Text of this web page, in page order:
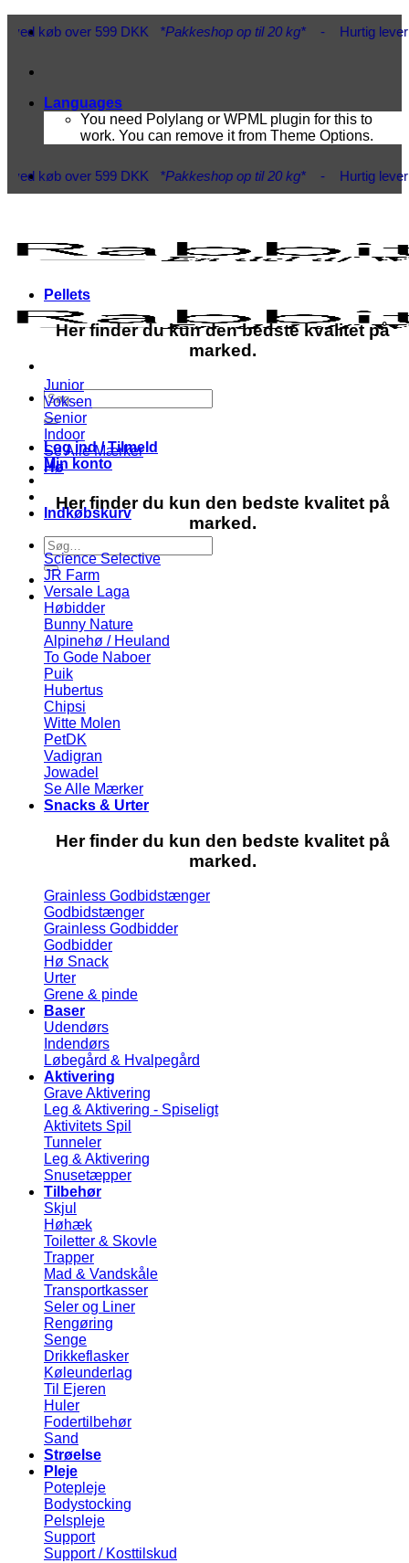
DKK*Pakkeshop op til 20 kg*- Hurtig levering 1-3 hverdage
Languages
You need Polylang or WPML plugin for this to
work. You can remove it from Theme Options.
DKK*Pakkeshop op til 20 kg*- Hurtig levering 1-3 hverdage
Søg
efter:
Log ind / Tilmeld
Min konto
Indkøbskurv
Søg
efter:
Pellets
Her finder du kun den bedste kvalitet på
marked.
Junior
Voksen
Senior
Indoor
Se Alle Mærker
Hø
Her finder du kun den bedste kvalitet på
marked.
Science Selective
JR Farm
Versale Laga
Høbidder
Bunny Nature
Alpinehø / Heuland
To Gode Naboer
Puik
Hubertus
Chipsi
Witte Molen
PetDK
Vadigran
Jowadel
Se Alle Mærker
Snacks & Urter
Her finder du kun den bedste kvalitet på
marked.
Grainless Godbidstænger
Godbidstænger
Grainless Godbidder
Godbidder
Hø Snack
Urter
Grene & pinde
Baser
Udendørs
Indendørs
Løbegård & Hvalpegård
Aktivering
Grave Aktivering
Leg & Aktivering - Spiseligt
Aktivitets Spil
Tunneler
Leg & Aktivering
Snusetæpper
Tilbehør
Skjul
Høhæk
Toiletter & Skovle
Trapper
Mad & Vandskåle
Transportkasser
Seler og Liner
Rengøring
Senge
Drikkeflasker
Køleunderlag
Til Ejeren
Huler
Fodertilbehør
Sand
Strøelse
Pleje
Potepleje
Bodystocking
Pelspleje
Support
Support / Kosttilskud